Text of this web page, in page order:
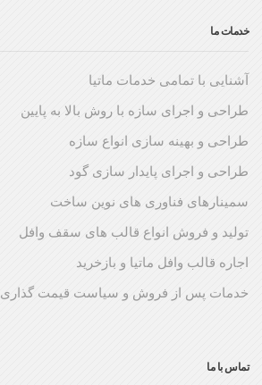
خدمات ما
آشنایی با تمامی خدمات ماتیا
طراحی و اجرای سازه با روش بالا به پایین
طراحی و بهینه سازی انواع سازه
طراحی و اجرای پایدار سازی گود
سمینارهای فناوری های نوین ساخت
تولید و فروش انواع قالب های سقف وافل
اجاره قالب وافل ماتیا و بازخرید
خدمات پس از فروش و سیاست قیمت گذاری
تماس با ما